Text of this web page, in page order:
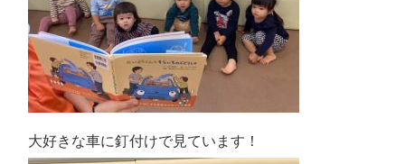
大好きな車に釘付けで見ています！